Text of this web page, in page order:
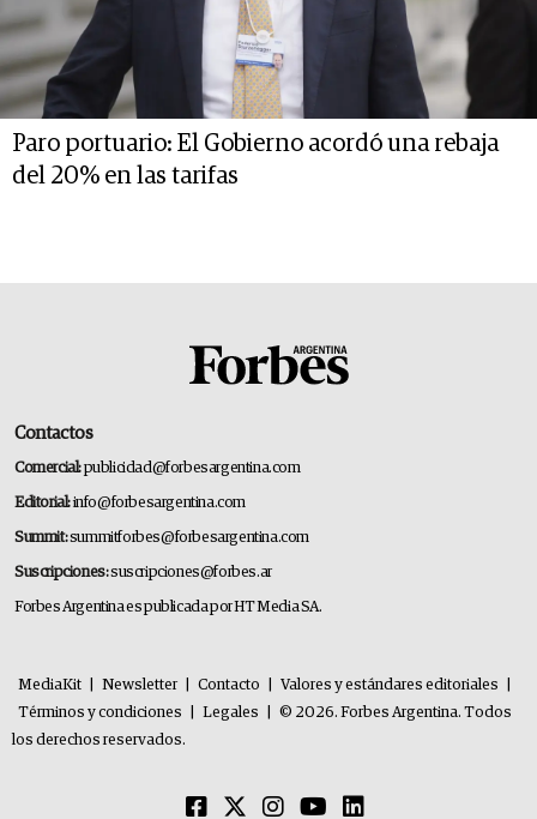
Paro portuario: El Gobierno acordó una rebaja
del 20% en las tarifas
Contactos
Comercial:publicidad@forbesargentina.com
Editorial:info@forbesargentina.com
Summit:summitforbes@forbesargentina.com
Suscripciones:suscripciones@forbes.ar
Forbes Argentina es publicada por HT Media SA.
MediaKit Newsletter Contacto Valores y estándares editoriales
Términos y condiciones
Legales
© 2026. Forbes Argentina. Todos
los derechos reservados.